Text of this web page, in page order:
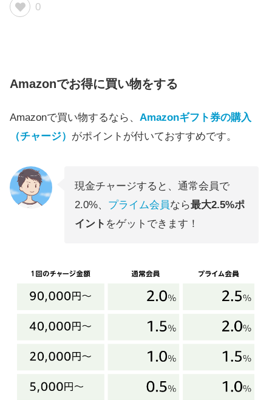
0
Amazonでお得に買い物をする
Amazonで買い物するなら、 Amazonギフト券の購入
（チャージ） がポイントが付いておすすめです。
現金チャージすると、通常会員で
2.0%、 プライム会員なら最大2.5%ポ
イント をゲットできます！